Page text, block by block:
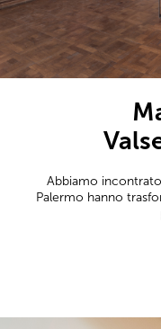
Abbiamo
Palermo hanno